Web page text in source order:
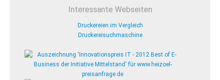
Interessante Webseiten
Druckereien im Vergleich
Druckereisuchmaschine